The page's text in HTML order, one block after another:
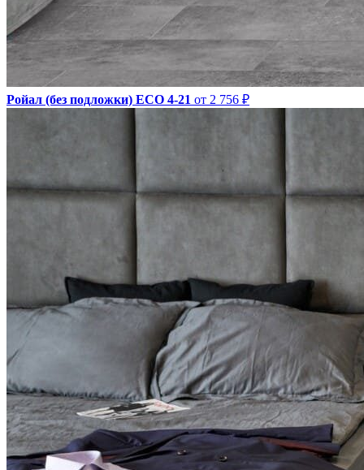
Ройал (без подложки) ЕСО 4-21 от 2 756 ₽